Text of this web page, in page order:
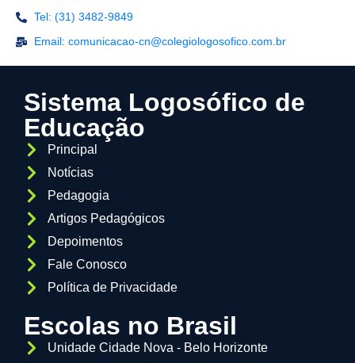
Tel: (31) 3482-9849
Email: comunicacao-cn@colegiologosofico.com.br
Sistema Logosófico de
Educação
Principal
Notícias
Pedagogia
Artigos Pedagógicos
Depoimentos
Fale Conosco
Política de Privacidade
Escolas no Brasil
Unidade Cidade Nova - Belo Horizonte